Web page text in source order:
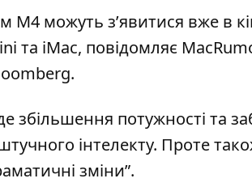
M4 можуть з’явитися вже в
та iMac, повідомляє
збільшення потужності та
інтелекту. Проте
зміни”.